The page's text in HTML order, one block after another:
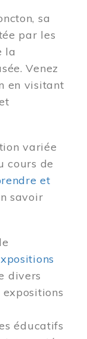
sa
par les
la
Venez
en visitant
variée
cours de
et
savoir
divers
éducatifs